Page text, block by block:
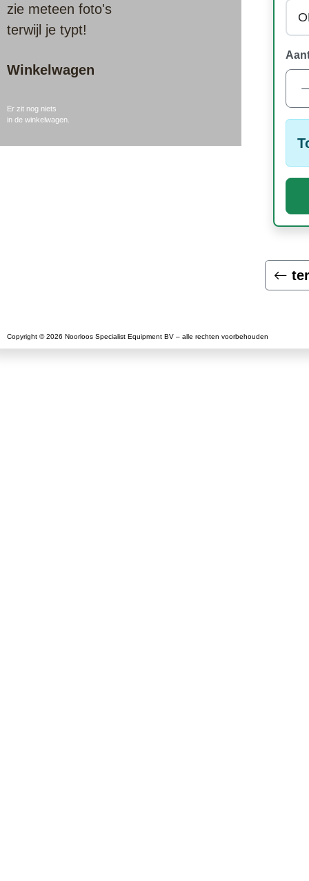
zie meteen foto's
terwijl je typt!
Winkelwagen
Er zit nog niets
in de winkelwagen.
Copyright © 2026 Noorloos Specialist Equipment BV – alle rechten voorbehouden